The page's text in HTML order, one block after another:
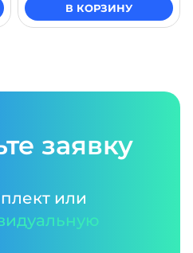
В КОРЗИНУ
заявку
или